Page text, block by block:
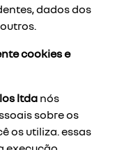
dados dos
cookies e
ltda nós
sobre os
os utiliza. essas